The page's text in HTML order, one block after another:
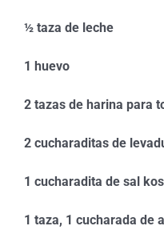
½ taza de leche
1 huevo
2 tazas de harina para
2 cucharaditas de
1 cucharadita de sal
1 taza, 1 cucharada de